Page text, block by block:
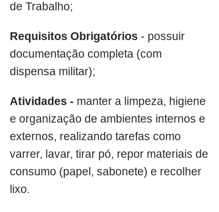
de Trabalho;
Requisitos Obrigatórios - possuir
documentação completa (com
dispensa militar);
Atividades - manter a limpeza, higiene
e organização de ambientes internos e
externos, realizando tarefas como
varrer, lavar, tirar pó, repor materiais de
consumo (papel, sabonete) e recolher
lixo.